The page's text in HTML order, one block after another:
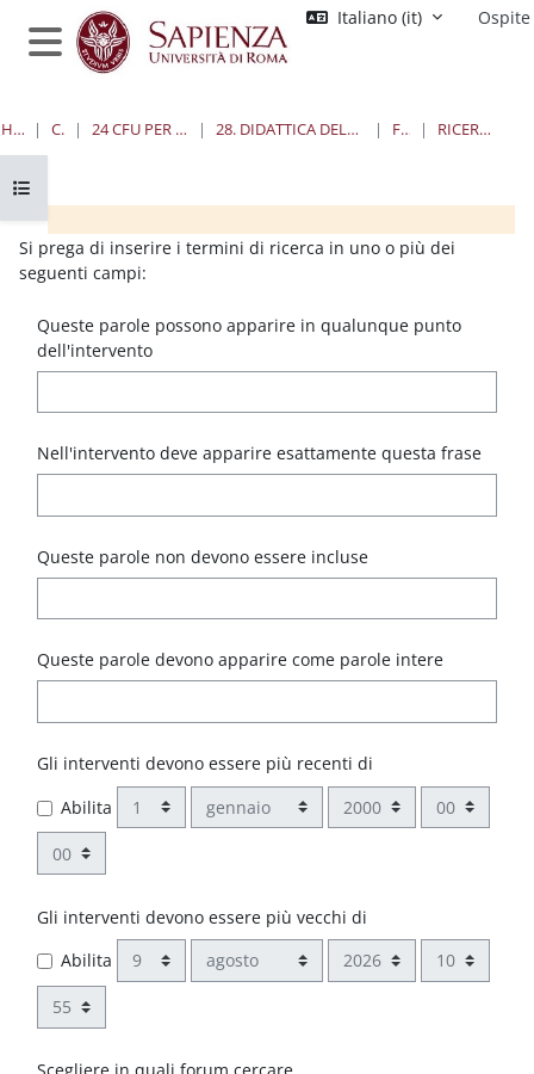
Vai al contenuto principale
Pannello laterale
Italiano ‎(it)‎ Ospite
Apri indice del corso
HOME CORSI 24 CFU PER L'INSEGNAMENTO 28. DIDATTICA DELLA LETTERATURA ITALIANA FORUM RICERCA AVANZATA
Blocchi
Blocchi
Blocchi
Blocchi
Si prega di inserire i termini di ricerca in uno o più dei
seguenti campi:
Queste parole possono apparire in qualunque punto
dell'intervento
Nell'intervento deve apparire esattamente questa frase
Queste parole non devono essere incluse
Queste parole devono apparire come parole intere
Gli interventi devono essere più recenti di
Abilita
Giorno Anno Ora
Minuto
Gli interventi devono essere più vecchi di
Abilita
Giorno Anno Ora
Minuto